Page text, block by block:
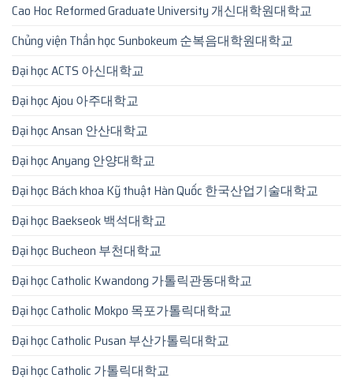
Cao Hoc Reformed Graduate University 개신대학원대학교
Chủng viện Thần học Sunbokeum 순복음대학원대학교
Đại học ACTS 아신대학교
Đại học Ajou 아주대학교
Đại học Ansan 안산대학교
Đại học Anyang 안양대학교
Đại học Bách khoa Kỹ thuật Hàn Quốc 한국산업기술대학교
Đại học Baekseok 백석대학교
Đại học Bucheon 부천대학교
Đại học Catholic Kwandong 가톨릭관동대학교
Đại học Catholic Mokpo 목포가톨릭대학교
Đại học Catholic Pusan 부산가톨릭대학교
Đại học Catholic 가톨릭대학교